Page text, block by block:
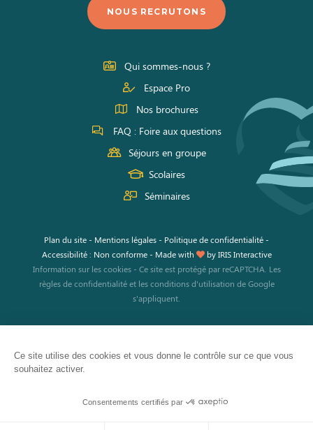
Ce site utilise des cookies et vous donne le contrôle sur ce que vous
souhaitez activer.
Consentements certifiés par
nous
sur
Facebook
nous
sur
Instagram
nous
sur
Youtube
NOUS RECRUTONS
Qui sommes-nous ?
Espace Pro
Nos brochures
FAQ : Foire aux questions
Séjours en groupe
Scolaires
Séminaires
Plan du site- Mentions légales- Politique de confidentialité-
Accessibilité : Non conforme - Made with byIRIS Interactive
Information sur les cookies- Ce site est protégé par reCAPTCHA. Les
règles de confidentialitéet lesconditions d'utilisation de Google
s'appliquent.